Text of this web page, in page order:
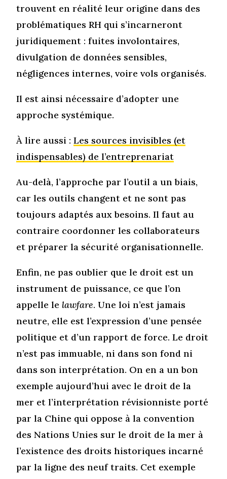
trouvent en réalité leur origine dans des
problématiques RH qui s’incarneront
juridiquement : fuites involontaires,
divulgation de données sensibles,
négligences internes, voire vols organisés.
Il est ainsi nécessaire d’adopter une
approche systémique.
À lire aussi :Les sources invisibles (et
indispensables) de l’entreprenariat
Au-delà, l’approche par l’outil a un biais,
car les outils changent et ne sont pas
toujours adaptés aux besoins. Il faut au
contraire coordonner les collaborateurs
et préparer la sécurité organisationnelle.
Enfin, ne pas oublier que le droit est un
instrument de puissance, ce que l’on
appelle le lawfare. Une loi n’est jamais
neutre, elle est l’expression d’une pensée
politique et d’un rapport de force. Le droit
n’est pas immuable, ni dans son fond ni
dans son interprétation. On en a un bon
exemple aujourd’hui avec le droit de la
mer et l’interprétation révisionniste porté
par la Chine qui oppose à la convention
des Nations Unies sur le droit de la mer à
l’existence des droits historiques incarné
par la ligne des neuf traits. Cet exemple